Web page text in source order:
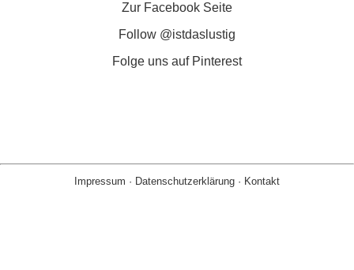
Zur Facebook Seite
Follow @istdaslustig
Folge uns auf Pinterest
Impressum · Datenschutzerklärung · Kontakt